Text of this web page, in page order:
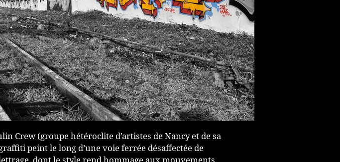
Crew (groupe hétéroclite d’artistes de Nancy et de sa
peint le long d’une voie ferrée désaffectée de